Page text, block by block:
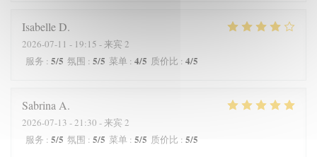
IsabelleD
2026-07-11 - 19:15 - 来宾 2
服务 : 5/5 氛围 : 5/5 菜单 : 4/5 质价比 : 4/5
Sabrina A
2026-07-13 - 21:30 - 来宾 2
服务 : 5/5 氛围 : 5/5 菜单 : 5/5 质价比 : 5/5